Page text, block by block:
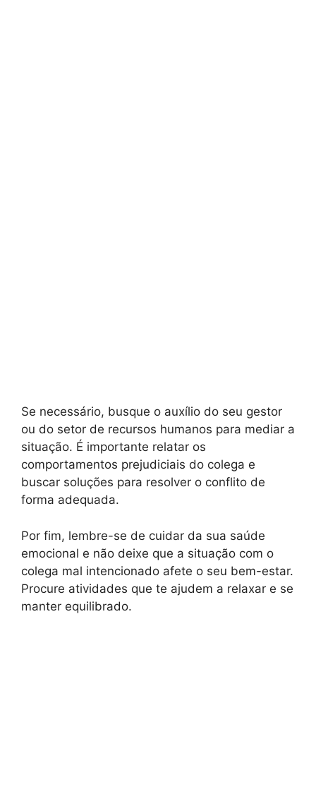
Se necessário, busque o auxílio do seu gestor
ou do setor de recursos humanos para mediar a
situação. É importante relatar os
comportamentos prejudiciais do colega e
buscar soluções para resolver o conflito de
forma adequada.
Por fim, lembre-se de cuidar da sua saúde
emocional e não deixe que a situação com o
colega mal intencionado afete o seu bem-estar.
Procure atividades que te ajudem a relaxar e se
manter equilibrado.